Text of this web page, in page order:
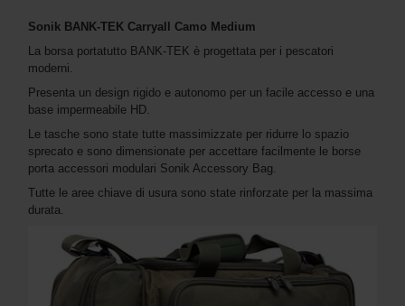
Sonik BANK-TEK Carryall Camo Medium
La borsa portatutto BANK-TEK è progettata per i pescatori
moderni.
Presenta un design rigido e autonomo per un facile accesso e una
base impermeabile HD.
Le tasche sono state tutte massimizzate per ridurre lo spazio
sprecato e sono dimensionate per accettare facilmente le borse
porta accessori modulari Sonik Accessory Bag.
Tutte le aree chiave di usura sono state rinforzate per la massima
durata.